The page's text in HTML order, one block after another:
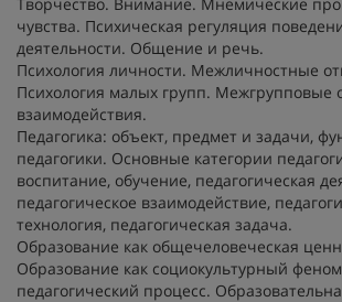
чувства. Психическая регуляция
деятельности. Общение и речь.
Психология личности. Межличностные
Психология малых групп. Межгрупповые
взаимодействия.
Педагогика: объект, предмет и задачи,
педагогики. Основные категории
воспитание, обучение, педагогическая
педагогическое взаимодействие,
технология, педагогическая задача.
Образование как общечеловеческая
Образование как социокультурный
педагогический процесс.